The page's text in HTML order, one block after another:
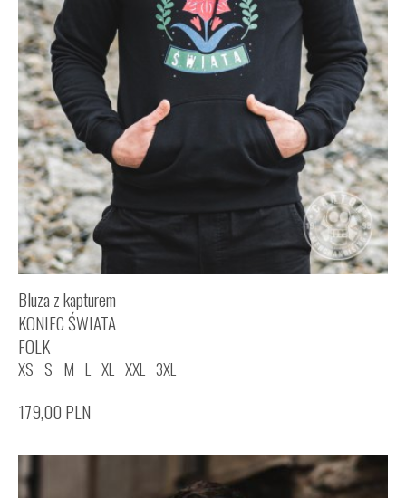
Bluza z kapturem
KONIEC ŚWIATA
FOLK
XS S M L XL XXL 3XL
179,00 PLN